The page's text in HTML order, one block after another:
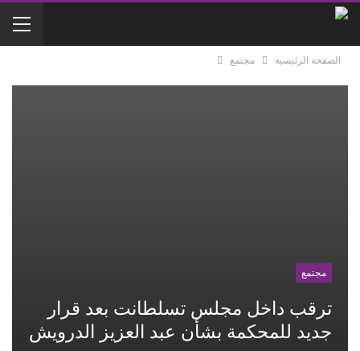
الصفحة الرئيسية مجتمع
مجتمع
ترقب داخل مجلس تسلطانت بعد قرار
جديد للمحكمة بشأن عبد العزيز الدرويش